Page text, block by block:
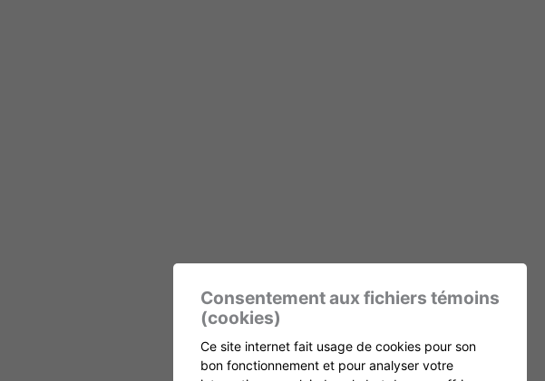
Consentement aux fichiers témoins
(cookies)
Ce site internet fait usage de cookies pour son
bon fonctionnement et pour analyser votre